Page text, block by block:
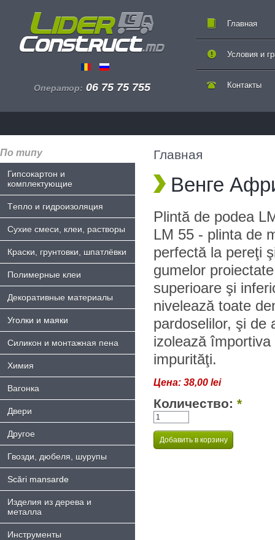
Оператор: 06 75 75 755
Главная
Контакты
Условия и
По типу
Гипсокартон и
комплектующие
Tепло и гидроизоляция
Сухие смеси, клеи, растворы
Краски, грунтовки, шпатлёвки
Полимерные клеи
Декоративные материалы
Уголки и маяки
Силикон и монтажная пена
Химия
Bагонка
Двери
Другое
Гвозди, дюбеля, шурупы
Scări mansarde
Изделия из дерева и
металла
Инструменты
Главная
Венге
Plintă de podea
LM 55 - plinta de
perfectă la pereţi
gumelor
superioare şi
nivelează toate
pardoselilor, şi de
izolează
impurităţi.
Цена: 38,00 lei
Количество: *